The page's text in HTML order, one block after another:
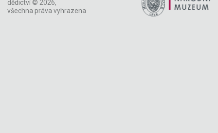
dědictví © 2026,
všechna práva vyhrazena